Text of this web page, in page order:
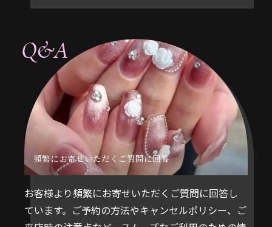
Q&A
頻繁にお寄せいただくご質問に回答
お客様より頻繁にお寄せいただくご質問に回答し
ています。ご予約の方法やキャンセルポリシー、ご